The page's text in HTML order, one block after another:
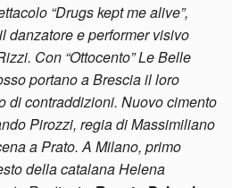
“Drugs kept me alive”,
danzatore e performer visivo
Con “Ottocento” Le Belle
portano a Brescia il loro
di contraddizioni. Nuovo cimento
Pirozzi, regia di Massimiliano
a Prato. A Milano, primo
della catalana Helena